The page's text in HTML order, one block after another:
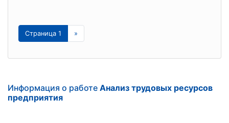
Страница 1 »
Информация о работе Анализ трудовых ресурсов
предприятия